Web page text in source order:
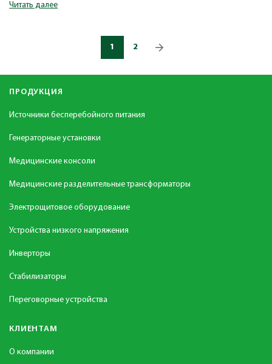
Читать далее
1 2
ПРОДУКЦИЯ
Источники бесперебойного питания
Генераторные установки
Медицинские консоли
Медицинские разделительные трансформаторы
Электрощитовое оборудование
Устройства низкого напряжения
Инверторы
Стабилизаторы
Переговорные устройства
КЛИЕНТАМ
О компании